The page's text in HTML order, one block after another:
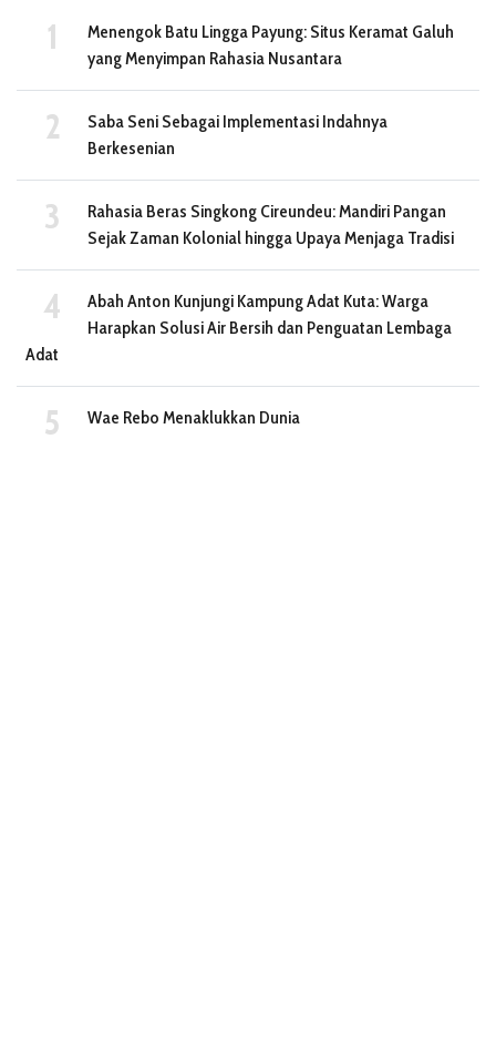
Menengok Batu Lingga Payung: Situs Keramat Galuh
yang Menyimpan Rahasia Nusantara
Saba Seni Sebagai Implementasi Indahnya
Berkesenian
Rahasia Beras Singkong Cireundeu: Mandiri Pangan
Sejak Zaman Kolonial hingga Upaya Menjaga Tradisi
Abah Anton Kunjungi Kampung Adat Kuta: Warga
Harapkan Solusi Air Bersih dan Penguatan Lembaga
Adat
Wae Rebo Menaklukkan Dunia